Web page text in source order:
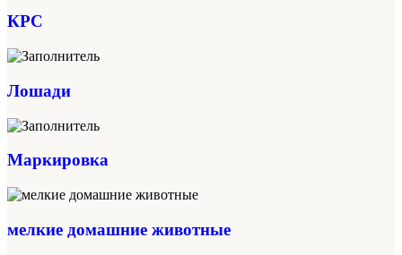
КРС
Лошади
Маркировка
мелкие домашние животные